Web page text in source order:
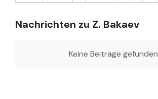
Nachrichten zu Z. Bakaev
Keine Beiträge gefunden